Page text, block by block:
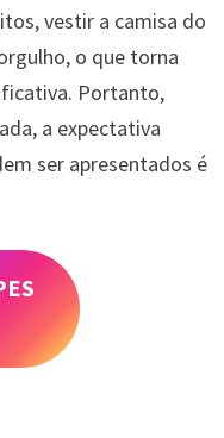
vestir a camisa do
o que torna
Portanto,
a expectativa
ser apresentados é